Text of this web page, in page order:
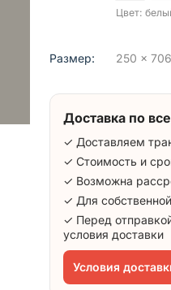
Цвет:
Размер: 250 x
Доставка по
✓ Доставляем
✓ Стоимость и
✓ Возможна
✓ Для
✓ Перед
условия доставки
Условия